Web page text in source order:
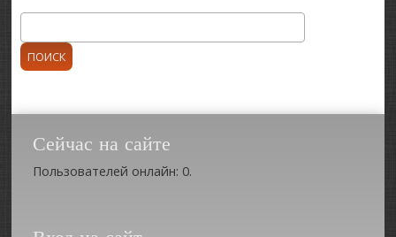
Форма поиска
Сейчас на сайте
Пользователей онлайн: 0.